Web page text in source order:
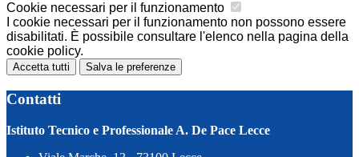
Cookie necessari per il funzionamento
I cookie necessari per il funzionamento non possono essere
disabilitati. È possibile consultare l'elenco nella pagina della
cookie policy.
Accetta tutti Salva le preferenze
Contatti
Istituto Tecnico e Professionale A. De Pace Lecce